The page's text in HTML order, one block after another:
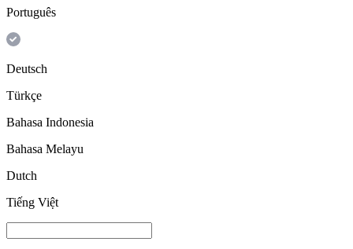
Português
Deutsch
Türkçe
Bahasa Indonesia
Bahasa Melayu
Dutch
Tiếng Việt